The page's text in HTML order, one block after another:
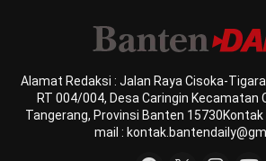
Alamat Redaksi : Jalan Raya Cisoka-
RT 004/004, Desa Caringin Kecamatan
Tangerang, Provinsi Banten
mail :